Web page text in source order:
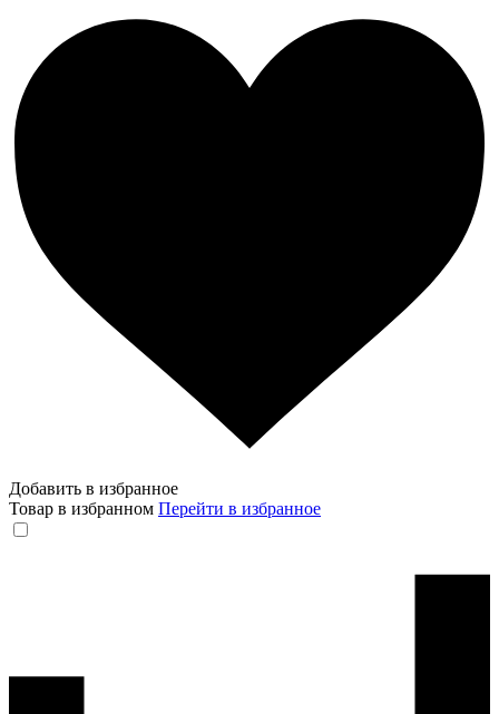
Добавить в избранное
Товар в избранном Перейти в избранное